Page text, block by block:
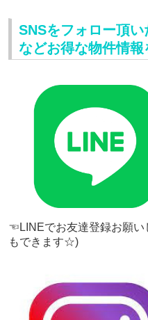
SNSをフォロー頂
などお得な物件情報
☜LINEでお友達登録お願い
もできます☆)